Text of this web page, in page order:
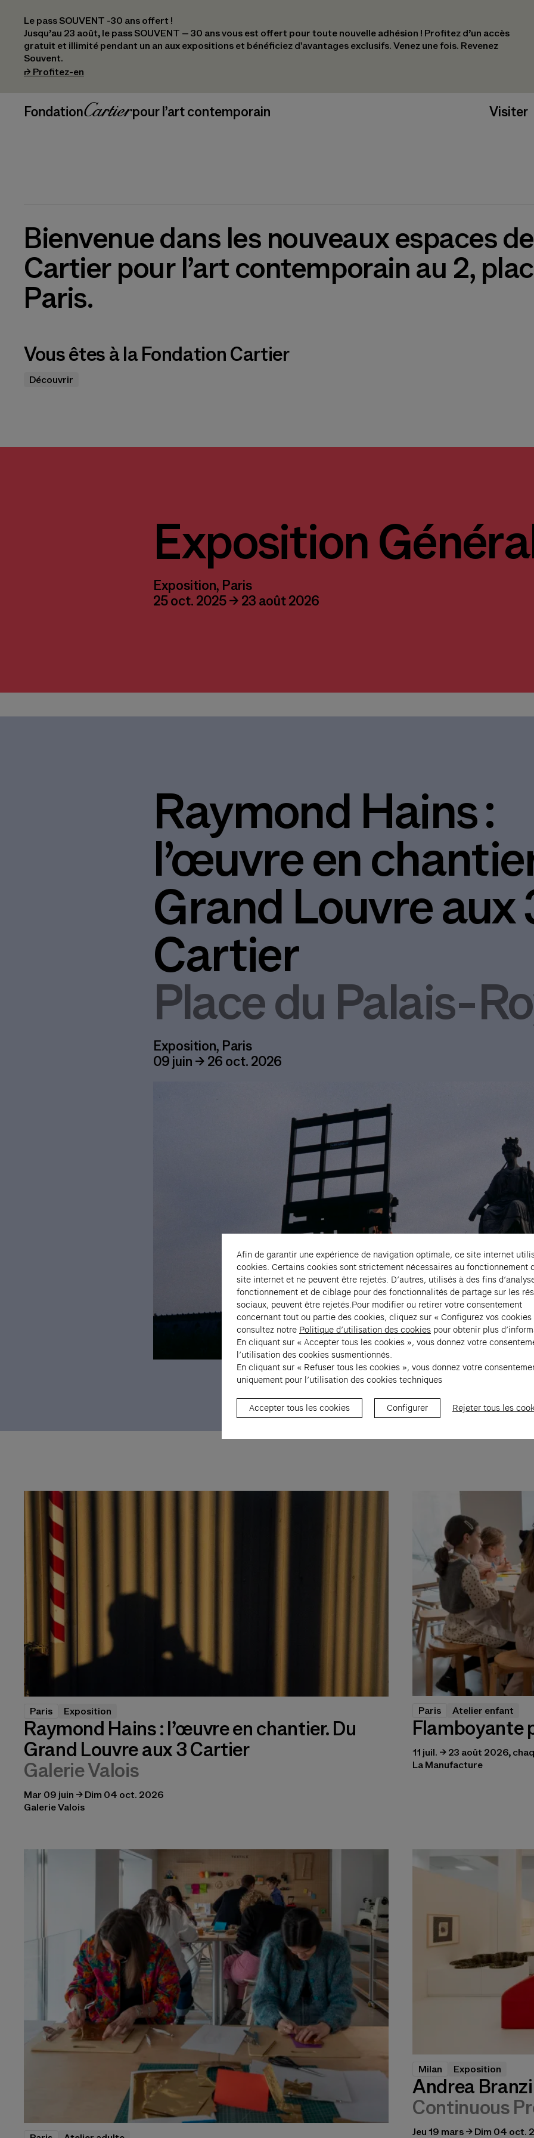
Le pass SOUVENT -30 ans offert !
Jusqu’au 23 août, le pass SOUVENT – 30 ans vous est offert pour toute nouvelle adhésion !​ Profitez d’un accès
gratuit et illimité pendant un an aux expositions et bénéficiez d'avantages exclusifs.​ Venez une fois. Revenez
Souvent.
⮣ Profitez-en
_logoFondation Cartier
pour l’art contemporain Visiter
Bienvenue dans les nouveaux espaces
Cartier pour l’art contemporain au 2,
Paris.
Vous êtes à la Fondation Cartier
Découvrir
Exposition
Exposition, Paris
25 oct. 2025 → 23 août 2026
Raymond Hains :
l’œuvre en
Grand Louvre aux
Cartier
Place du Palais-
Exposition, Paris
09 juin → 26 oct. 2026
Raymond Hains, Sans titre, 1994. Copie d’exposition. Collection Fondation Cartier pour l’art contemporain ©
Hains, Adagp, Paris, 2026
Paris Exposition
Raymond Hains : l’œuvre en chantier. Du
Grand Louvre aux 3 Cartier
Galerie Valois
Mar 09 juin → Dim 04 oct. 2026
Galerie Valois
Paris Atelier enfant
Flamboyante
11 juil. → 23 août 2026,
La Manufacture
Milan Exposition
Andrea
Continuous
Jeu 19 mars → Dim 04 oct.
Afin de garantir une expérience de navigation optimale, ce site internet
cookies. Certains cookies sont strictement nécessaires au fonctionnement
site internet et ne peuvent être rejetés. D’autres, utilisés à des fins
fonctionnement et de ciblage pour des fonctionnalités de partage sur les
sociaux, peuvent être rejetés.Pour modifier ou retirer votre consentement
concernant tout ou partie des cookies, cliquez sur « Configurez vos cookies
consultez notre Politique d’utilisation des cookies pour obtenir plus
En cliquant sur « Accepter tous les cookies », vous donnez votre
l’utilisation des cookies susmentionnés.
En cliquant sur « Refuser tous les cookies », vous donnez votre
uniquement pour l’utilisation des cookies techniques
Accepter tous les cookies Configurer Rejeter tous les